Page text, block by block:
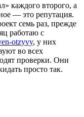
каждого второго, а
— это репутация.
семь раз, прежде
работаю с
otzyvy, у них
во всех
проверки. Они
просто так.